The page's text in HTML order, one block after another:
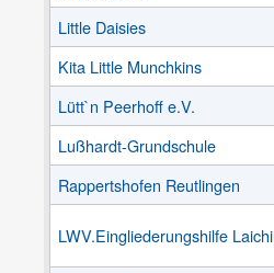
Little Daisies
Kita Little Munchkins
Lütt`n Peerhoff e.V.
Lußhardt-Grundschule
Rappertshofen Reutlingen
LWV.Eingliederungshilfe